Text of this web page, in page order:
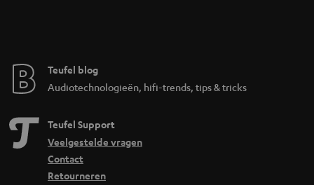
Teufel blog
Audiotechnologieën, hifi-trends, tips & tricks
Teufel Support
Veelgestelde vragen
Contact
Retourneren